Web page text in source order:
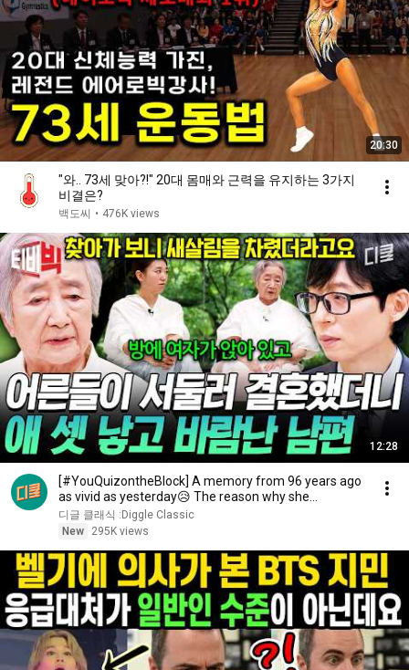
20:30
"와.. 73세 맞아?!" 20대 몸매와 근력을 유지하는 3가지
비결은?
백도씨 • 476K views
12:28
[#YouQuizontheBlock] A memory from 96 years ago
as vivid as yesterday😥 The reason why she
changed...
디글 클래식 :Diggle Classic
New
295K views